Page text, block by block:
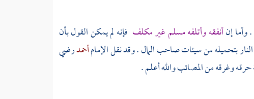
وأما إنأنفقه وأتلفه مسلم غير مكلف فإنه لم يمكن القول بأن
بتحميله من سيئات صاحب المال . وقد نقل الإمامأحمدرضي
حرقه وغرقه من المصائب والله أعلم .